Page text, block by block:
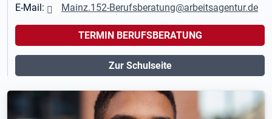
E-Mail: Mainz.152-Berufsberatung@arbeitsagentur.de
TERMIN BERUFSBERATUNG
Zur Schulseite